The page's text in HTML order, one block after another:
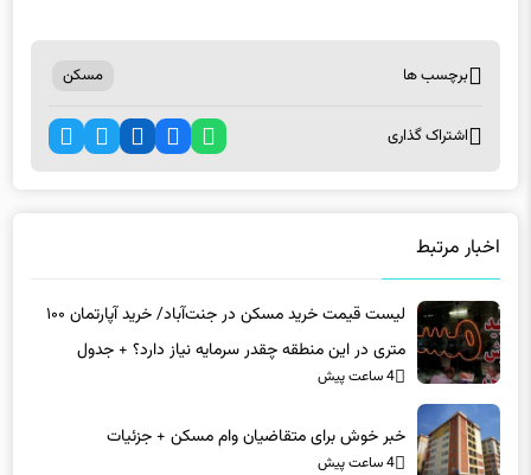
برچسب ها مسکن
اشتراک گذاری
اخبار مرتبط
لیست قیمت خرید مسکن در جنت‌آباد/ خرید آپارتمان ۱۰۰
متری در این منطقه چقدر سرمایه نیاز دارد؟ + جدول
4 ساعت پیش
خبر خوش برای متقاضیان وام مسکن + جزئیات
4 ساعت پیش